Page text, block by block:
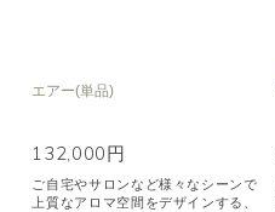
エアー(単品)
132,000円
ご自宅やサロンなど様々なシーンで
上質なアロマ空間をデザインする、